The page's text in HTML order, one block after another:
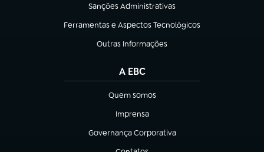
Sanções Administrativas
(abre em nova aba)
Ferramentas e Aspectos Tecnológicos
(abre em nova aba)
Outras Informações
(abre em nova aba)
A EBC
Quem somos
(abre em nova aba)
Imprensa
(abre em nova aba)
Governança Corporativa
(abre em nova aba)